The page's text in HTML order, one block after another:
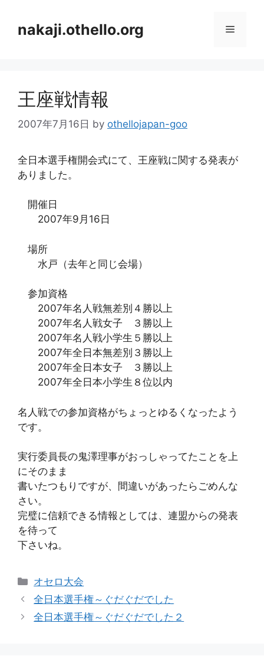
nakaji.othello.org メ
王座戦情報
2007年7月16日 by othellojapan-goo
全日本選手権開会式にて、王座戦に関する発表が
ありました。
開催日
2007年9月16日
場所
水戸（去年と同じ会場）
参加資格
2007年名人戦無差別４勝以上
2007年名人戦女子 ３勝以上
2007年名人戦小学生５勝以上
2007年全日本無差別３勝以上
2007年全日本女子 ３勝以上
2007年全日本小学生８位以内
名人戦での参加資格がちょっとゆるくなったよう
です。
実行委員長の鬼澤理事がおっしゃってたことを上
にそのまま
書いたつもりですが、間違いがあったらごめんな
さい。
完璧に信頼できる情報としては、連盟からの発表
を待って
下さいね。
カ
テ
リ
オセロ大会
全日本選手権～ぐだぐだでした
全日本選手権～ぐだぐだでした２